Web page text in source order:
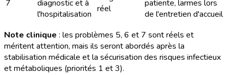
7
diagnostic et à
l'hospitalisation réel
patiente, larmes lors
de l'entretien d'accueil
Note clinique : les problèmes 5, 6 et 7 sont réels et
méritent attention, mais ils seront abordés après la
stabilisation médicale et la sécurisation des risques infectieux
et métaboliques (priorités 1 et 3).